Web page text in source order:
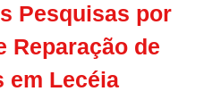
Pesquisas por
Reparação de
em Lecéia